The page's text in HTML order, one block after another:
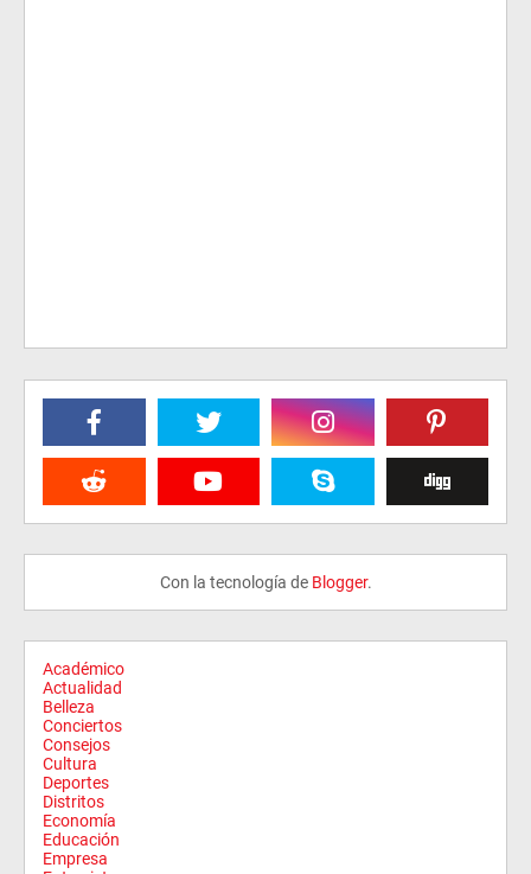
Con la tecnología de Blogger.
Académico
Actualidad
Belleza
Conciertos
Consejos
Cultura
Deportes
Distritos
Economía
Educación
Empresa